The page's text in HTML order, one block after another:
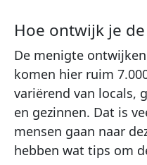
Hoe ontwijk je
De menigte
komen hier ruim
variërend van locals,
en gezinnen. Dat is
mensen gaan naar
hebben wat tips om